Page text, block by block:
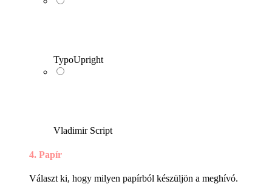
TypoUpright
Vladimir Script
4. Papír
Választ ki, hogy milyen papírból készüljön a meghívó.